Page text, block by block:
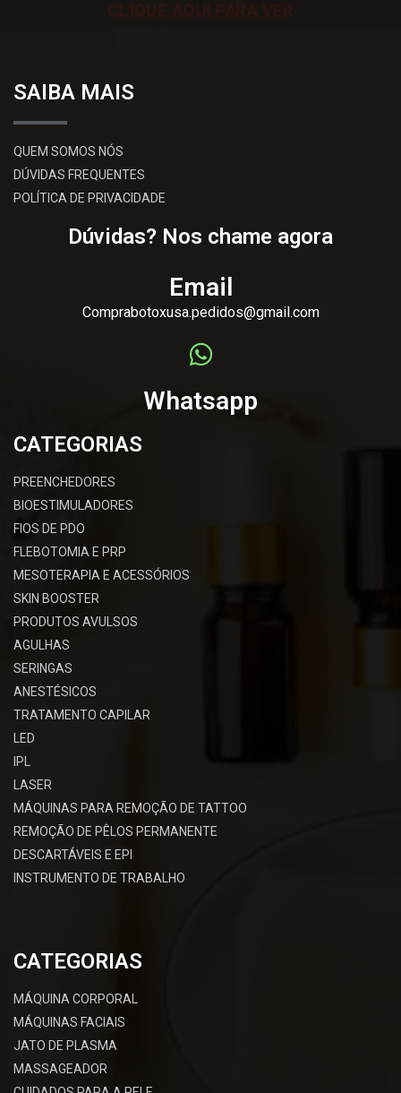
SAIBA MAIS
QUEM SOMOS NÓS
DÚVIDAS FREQUENTES
POLÍTICA DE PRIVACIDADE
Dúvidas? Nos chame agora
Email
Comprabotoxusa.pedidos@gmail.com
Whatsapp
CATEGORIAS
PREENCHEDORES
BIOESTIMULADORES
FIOS DE PDO
FLEBOTOMIA E PRP
MESOTERAPIA E ACESSÓRIOS
SKIN BOOSTER
PRODUTOS AVULSOS
AGULHAS
SERINGAS
ANESTÉSICOS
TRATAMENTO CAPILAR
LED
IPL
LASER
MÁQUINAS PARA REMOÇÃO DE TATTOO
REMOÇÃO DE PÊLOS PERMANENTE
DESCARTÁVEIS E EPI
INSTRUMENTO DE TRABALHO
CATEGORIAS
MÁQUINA CORPORAL
MÁQUINAS FACIAIS
JATO DE PLASMA
MASSAGEADOR